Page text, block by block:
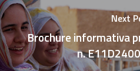
Next
Brochure informativa
n.